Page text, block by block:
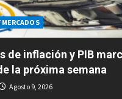
3
Gianni Infantino se
fuerte
Agosto 9, 2026
1-0: River toca
MERCADOS
de inflación y PIB
la próxima semana
Agosto 9, 2026